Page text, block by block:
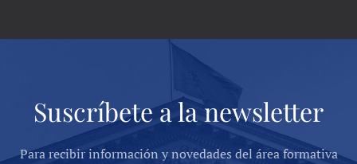
Suscríbete a la newsletter
Para recibir información y novedades del área formativa